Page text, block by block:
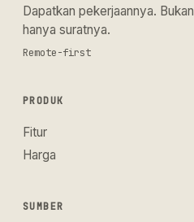
Dapatkan pekerjaannya. Bukan
hanya suratnya.
Remote-first
PRODUK
Fitur
Harga
SUMBER